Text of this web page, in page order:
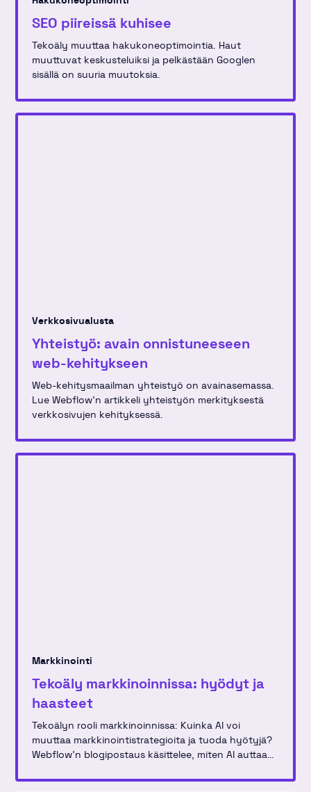
SEO piireissä kuhisee
Tekoäly muuttaa hakukoneoptimointia. Haut
muuttuvat keskusteluiksi ja pelkästään Googlen
sisällä on suuria muutoksia.
Verkkosivualusta
Yhteistyö: avain onnistuneeseen
web-kehitykseen
Web-kehitysmaailman yhteistyö on avainasemassa.
Lue Webflow'n artikkeli yhteistyön merkityksestä
verkkosivujen kehityksessä.
Markkinointi
Tekoäly markkinoinnissa: hyödyt ja
haasteet
Tekoälyn rooli markkinoinnissa: Kuinka AI voi
muuttaa markkinointistrategioita ja tuoda hyötyjä?
Webflow'n blogipostaus käsittelee, miten AI auttaa
markkinointitiimeissä.